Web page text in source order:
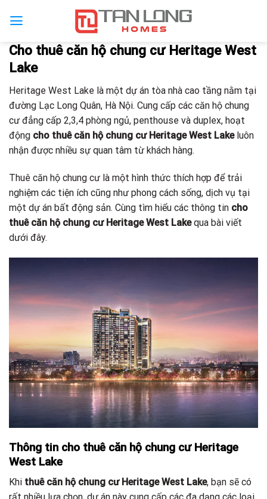
Cho thuê căn hộ chung cư Heritage West
Lake
Heritage West Lake là một dự án tòa nhà cao tầng nằm tại
đường Lạc Long Quân, Hà Nội. Cung cấp các căn hộ chung
cư đẳng cấp 2,3,4 phòng ngủ, penthouse và duplex, hoạt
động cho thuê căn hộ chung cư Heritage West Lakeluôn
nhận được nhiều sự quan tâm từ khách hàng.
Thuê căn hộ chung cư là một hình thức thích hợp để trải
nghiệm các tiện ích cũng như phong cách sống, dịch vụ tại
một dự án bất động sản. Cùng tìm hiểu các thông tin cho
thuê căn hộ chung cư Heritage West Lakequa bài viết
dưới đây.
Thông tin cho thuê căn hộ chung cư Heritage
West Lake
Khi thuê căn hộ chung cư Heritage West Lake, bạn sẽ có